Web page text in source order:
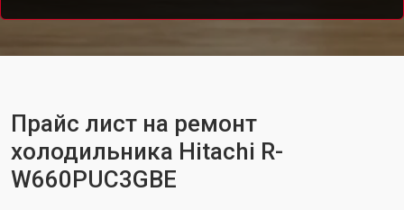
Прайс лист на ремонт
холодильника Hitachi R-
W660PUC3GBE